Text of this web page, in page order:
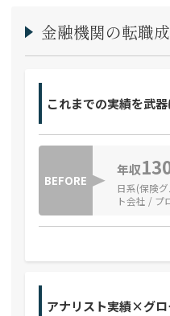
金融機関の転職
これまでの実績を武
BEFORE
年収
日系(保険
ト会社 / プ
アナリスト実績×グロ